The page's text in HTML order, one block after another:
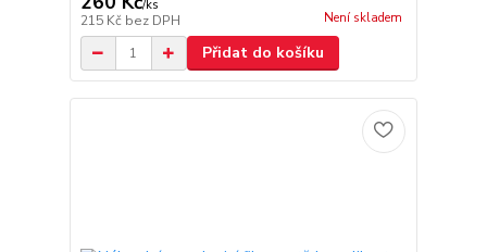
/ks
215 Kč bez DPH Není skladem
Přidat do košíku